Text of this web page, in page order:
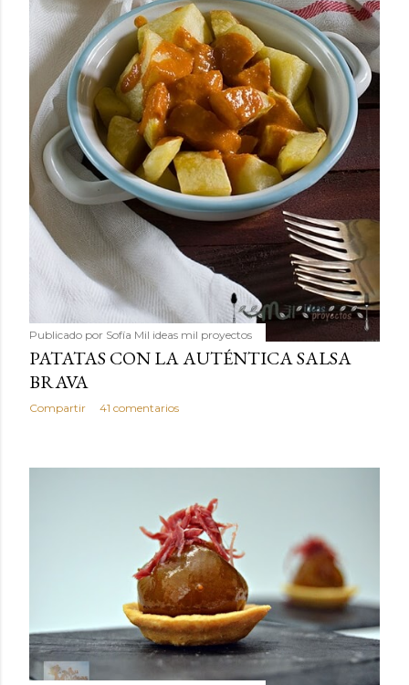
Publicado por Sofía Mil ideas mil proyectos
PATATAS CON LA AUTÉNTICA SALSA
BRAVA
Compartir 41 comentarios